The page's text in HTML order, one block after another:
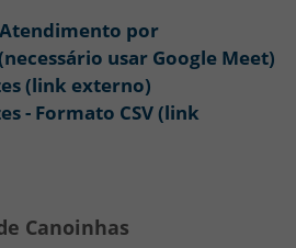
por
usar Google Meet)
(link externo)
- Formato CSV (link
Canoinhas